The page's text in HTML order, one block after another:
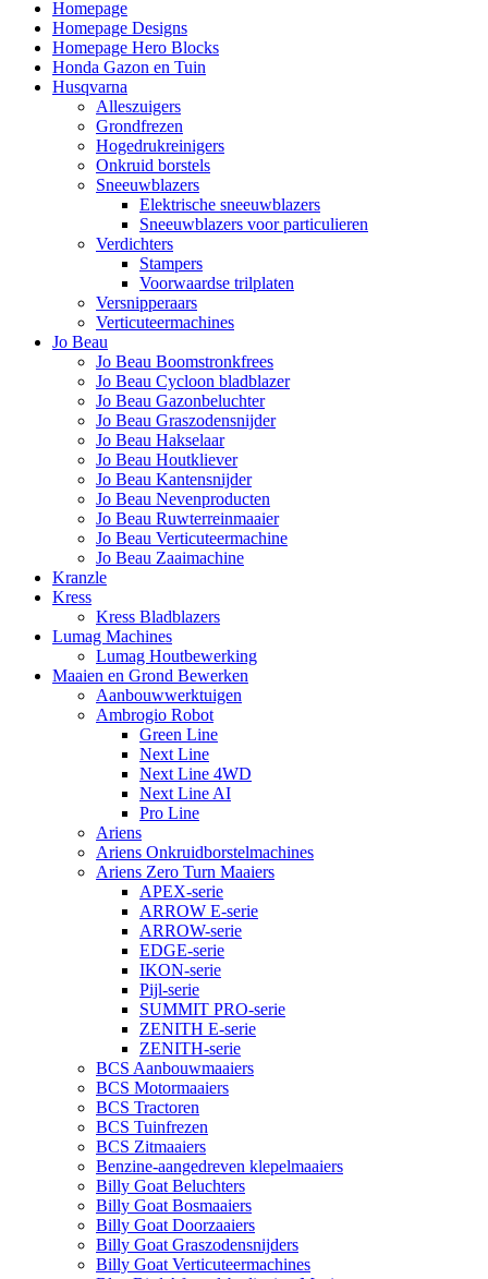
Homepage
Homepage Designs
Homepage Hero Blocks
Honda Gazon en Tuin
Husqvarna
Alleszuigers
Grondfrezen
Hogedrukreinigers
Onkruid borstels
Sneeuwblazers
Elektrische sneeuwblazers
Sneeuwblazers voor particulieren
Verdichters
Stampers
Voorwaardse trilplaten
Versnipperaars
Verticuteermachines
Jo Beau
Jo Beau Boomstronkfrees
Jo Beau Cycloon bladblazer
Jo Beau Gazonbeluchter
Jo Beau Graszodensnijder
Jo Beau Hakselaar
Jo Beau Houtkliever
Jo Beau Kantensnijder
Jo Beau Nevenproducten
Jo Beau Ruwterreinmaaier
Jo Beau Verticuteermachine
Jo Beau Zaaimachine
Kranzle
Kress
Kress Bladblazers
Lumag Machines
Lumag Houtbewerking
Maaien en Grond Bewerken
Aanbouwwerktuigen
Ambrogio Robot
Green Line
Next Line
Next Line 4WD
Next Line AI
Pro Line
Ariens
Ariens Onkruidborstelmachines
Ariens Zero Turn Maaiers
APEX-serie
ARROW E-serie
ARROW-serie
EDGE-serie
IKON-serie
Pijl-serie
SUMMIT PRO-serie
ZENITH E-serie
ZENITH-serie
BCS Aanbouwmaaiers
BCS Motormaaiers
BCS Tractoren
BCS Tuinfrezen
BCS Zitmaaiers
Benzine-aangedreven klepelmaaiers
Billy Goat Beluchters
Billy Goat Bosmaaiers
Billy Goat Doorzaaiers
Billy Goat Graszodensnijders
Billy Goat Verticuteermachines